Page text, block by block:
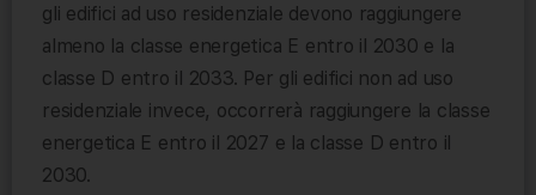
gli edifici ad uso residenziale devono raggiungere
almeno la classe energetica E entro il 2030 e la
classe D entro il 2033. Per gli edifici non ad uso
residenziale invece, occorrerà raggiungere la classe
energetica E entro il 2027 e la classe D entro il
2030.